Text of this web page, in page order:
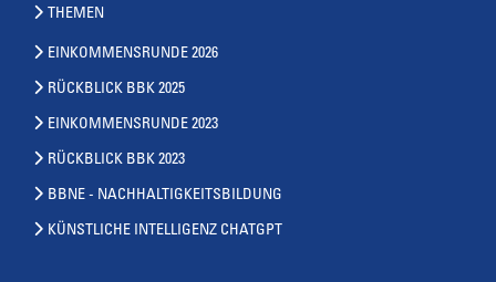
THEMEN
EINKOMMENSRUNDE 2026
RÜCKBLICK BBK 2025
EINKOMMENSRUNDE 2023
RÜCKBLICK BBK 2023
BBNE - NACHHALTIGKEITSBILDUNG
KÜNSTLICHE INTELLIGENZ CHATGPT